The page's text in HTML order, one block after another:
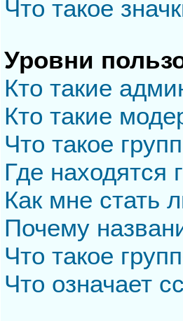
Что такое
Уровни
Кто такие
Кто такие
Что такое
Где находятся
Как мне стать
Почему
Что такое
Что означает